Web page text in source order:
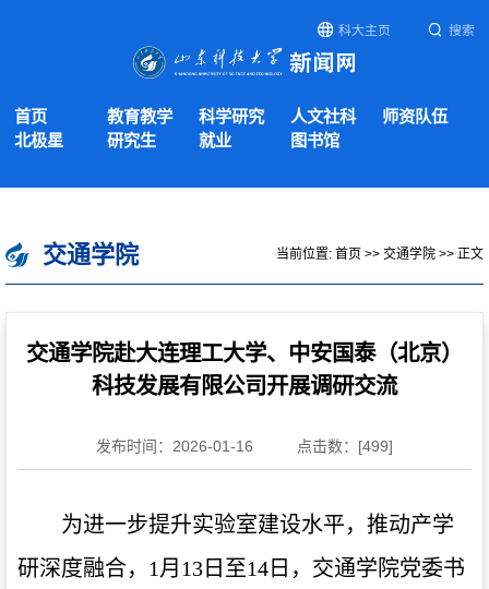
科大主页 搜索
首页 教育教学 科学研究 人文社科
师资队伍
北极星
研究生 就业 图书馆
交通学院 当前位置: 首页 >> 交通学院 >> 正文
交通学院赴大连理工大学、中安国泰（北京）
科技发展有限公司开展调研交流
发布时间：2026-01-16 点击数：[499]
为进一步提升实验室建设水平，推动产学
研深度融合， 1月13日至14日，交通学院党委书